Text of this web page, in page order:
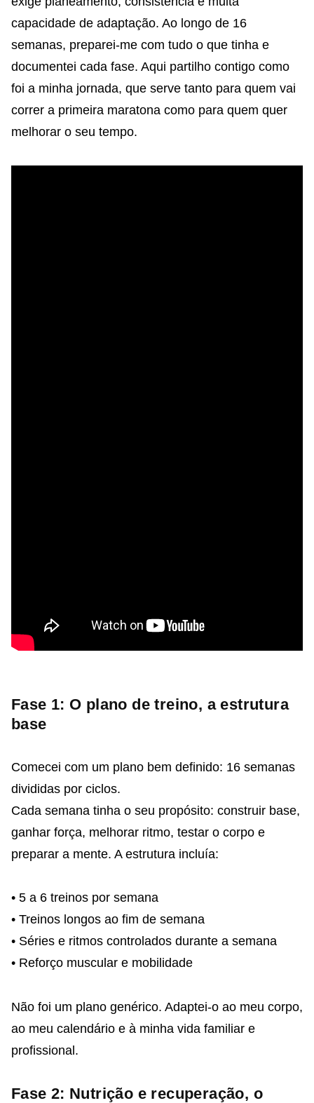
capacidade de adaptação. Ao longo de 16
semanas, preparei-me com tudo o que tinha e
documentei cada fase. Aqui partilho contigo como
foi a minha jornada, que serve tanto para quem vai
correr a primeira maratona como para quem quer
melhorar o seu tempo.
Fase 1: O plano de treino, a estrutura
base
Comecei com um plano bem definido: 16 semanas
divididas por ciclos.
Cada semana tinha o seu propósito: construir base,
ganhar força, melhorar ritmo, testar o corpo e
preparar a mente. A estrutura incluía:
• 5 a 6 treinos por semana
• Treinos longos ao fim de semana
• Séries e ritmos controlados durante a semana
• Reforço muscular e mobilidade
Não foi um plano genérico. Adaptei-o ao meu corpo,
ao meu calendário e à minha vida familiar e
profissional.
Fase 2: Nutrição e recuperação, o